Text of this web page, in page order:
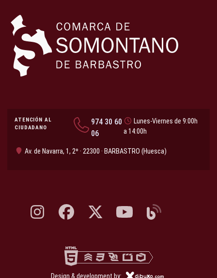
ATENCIÓN AL
CIUDADANO
974 30 60
06
Lunes-Viernes de 9:00h
a 14:00h
Av. de Navarra, 1, 2º · 22300 · BARBASTRO (Huesca)
Instagram, abre en nueva pestaña
Facebook, abre en nueva pestaña
X, antes Twitter, abre en nueva pestaña
YouTube, abre en nueva
Blog, abre en nueva
Design & development by: